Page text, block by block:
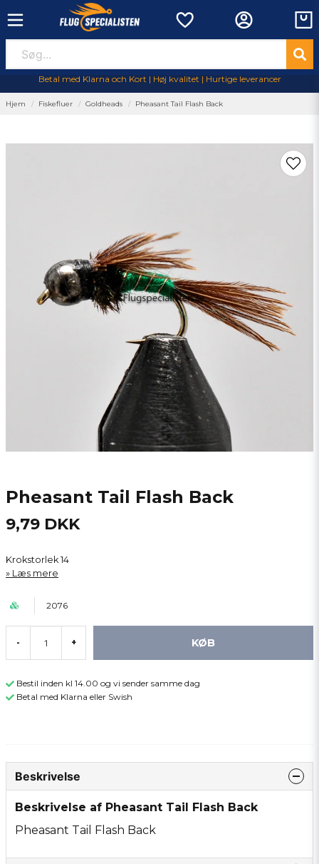
Betal med Klarna och Kort | Høj kvalitet | Hurtige leverancer
Hjem Fiskefluer Goldheads Pheasant Tail Flash Back
Pheasant Tail Flash Back
9,79 DKK
Krokstorlek 14
Læs mere
2076
- + KØB
Bestil inden kl 14.00 og vi sender samme dag
Betal med Klarna eller Swish
Beskrivelse
Beskrivelse af Pheasant Tail Flash Back
Pheasant Tail Flash Back